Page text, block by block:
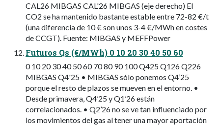
CAL26 MIBGAS CAL'26 MIBGAS (eje derecho) El
CO2 se ha mantenido bastante estable entre 72-82 €/t
(una diferencia de 10 € son unos 3-4 €/MWh en costes
de CCGT). Fuente: MIBGAS y MEFFPower
Futuros Qs (€/MWh) 0 10 20 30 40 50 60
0 10 20 30 40 50 60 70 80 90 100 Q425 Q126 Q226
MIBGAS Q4'25 • MIBGAS sólo ponemos Q4’25
porque el resto de plazos se mueven en el entorno. •
Desde primavera, Q4’25 y Q1’26 están
correlacionados. • Q2’26 no se ve tan influenciado por
los movimientos del gas al tener una mayor aportación